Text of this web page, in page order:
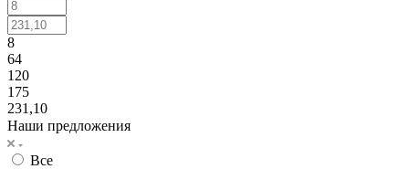
8
64
120
175
231,10
Наши предложения
Все